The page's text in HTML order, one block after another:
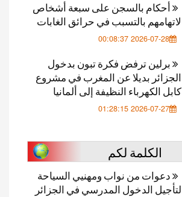
أحكام بالسجن على سبعة أشخاص
لاتهامهم بالتسبب في حرائق الغابات
2026-07-28 00:08:37
برلين ترفض فكرة تبون بدخول
الجزائر بديلا عن المغرب في مشروع
كابل الكهرباء النظيفة إلى ألمانيا
2026-07-27 01:28:15
الكلمة لكم
دعوات من نواب ومهنيي السياحة
لتأجيل الدخول المدرسي في الجزائر